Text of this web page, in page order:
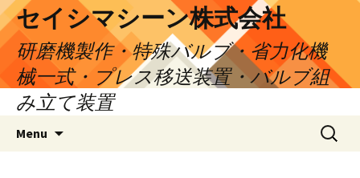
セイシマシーン株式会社
研磨機製作・特殊バルブ・省力化機
械一式・プレス移送装置・バルブ組
み立て装置
Menu
Search
for: